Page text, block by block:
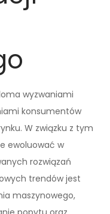
wyzwaniami
konsumentów
W związku z tym
ewoluować w
rozwiązań
trendów jest
maszynowego,